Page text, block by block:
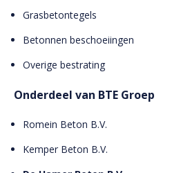
Grasbetontegels
Betonnen beschoeiingen
Overige bestrating
Onderdeel van BTE Groep
Romein Beton B.V.
Kemper Beton B.V.